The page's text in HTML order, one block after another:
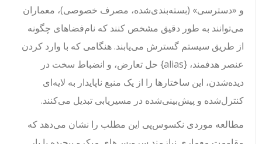
«دسترسی» (بسته‌بندی‌شده، مصرف خصوصی)، معماران
می‌توانند به طور دقیق مشخص کنند که نام‌فضاهای چگونه
از طریق سیستم گسترش می‌یابند. هنگامی که با وارد کردن
عنصر هدفمند،{alias}
حل تعارض، و انضباط سخت در
دیده‌شدن، این ساختارها را از یک منبع ناپایدار به لایه‌ای
کنترل‌شده و پیش‌بینی‌شده در مسیریابی تبدیل می‌کنند.
مطالعه موردی نکسوس‌پی این مطلب را نشان می‌دهد که